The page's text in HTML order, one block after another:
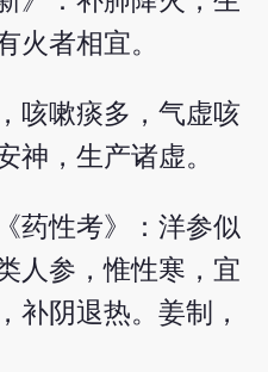
火者相宜。
咳嗽痰多，气虚咳
神，生产诸虚。
药性考》：洋参似
人参，惟性寒，宜
补阴退热。姜制，